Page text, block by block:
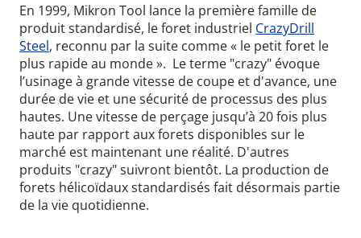
En 1999, Mikron Tool lance la première famille de
produit standardisé, le foret industriel CrazyDrill
Steel, reconnu par la suite comme « le petit foret le
plus rapide au monde ». Le terme "crazy" évoque
l’usinage à grande vitesse de coupe et d'avance, une
durée de vie et une sécurité de processus des plus
hautes. Une vitesse de perçage jusqu’à 20 fois plus
haute par rapport aux forets disponibles sur le
marché est maintenant une réalité. D'autres
produits "crazy" suivront bientôt. La production de
forets hélicoïdaux standardisés fait désormais partie
de la vie quotidienne.